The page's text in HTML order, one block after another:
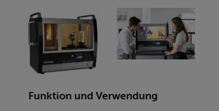
Funktion und Verwendung